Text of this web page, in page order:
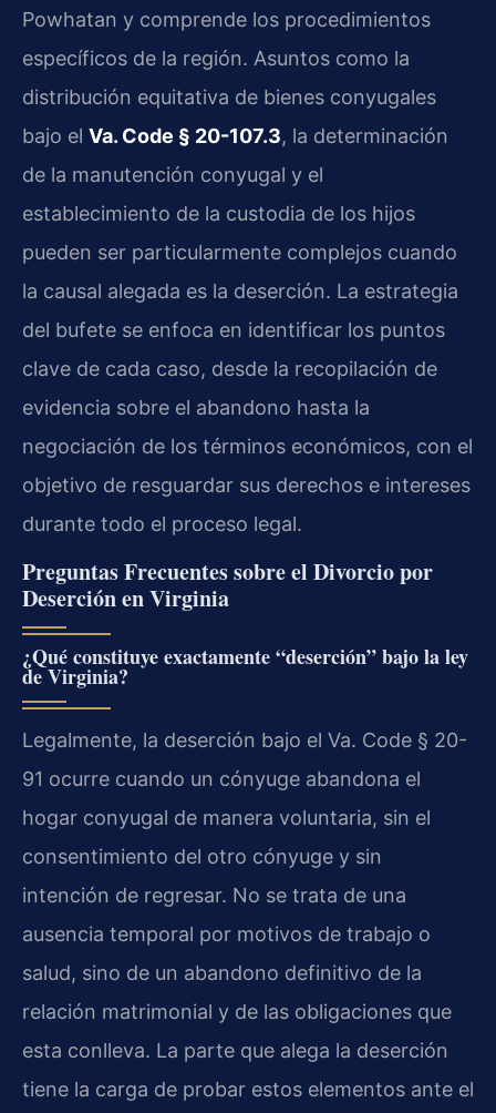
Powhatan y comprende los procedimientos
específicos de la región. Asuntos como la
distribución equitativa de bienes conyugales
bajo el Va. Code § 20-107.3, la determinación
de la manutención conyugal y el
establecimiento de la custodia de los hijos
pueden ser particularmente complejos cuando
la causal alegada es la deserción. La estrategia
del bufete se enfoca en identificar los puntos
clave de cada caso, desde la recopilación de
evidencia sobre el abandono hasta la
negociación de los términos económicos, con el
objetivo de resguardar sus derechos e intereses
durante todo el proceso legal.
Preguntas Frecuentes sobre el Divorcio por
Deserción en Virginia
¿Qué constituye exactamente “deserción” bajo la ley
de Virginia?
Legalmente, la deserción bajo el Va. Code § 20-
91 ocurre cuando un cónyuge abandona el
hogar conyugal de manera voluntaria, sin el
consentimiento del otro cónyuge y sin
intención de regresar. No se trata de una
ausencia temporal por motivos de trabajo o
salud, sino de un abandono definitivo de la
relación matrimonial y de las obligaciones que
esta conlleva. La parte que alega la deserción
tiene la carga de probar estos elementos ante el